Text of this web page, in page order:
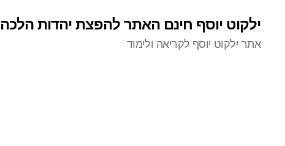
ילקוט יוסף חינם האתר להפצת יהדות הלכה
אתר ילקוט יוסף לקריאה ולימוד